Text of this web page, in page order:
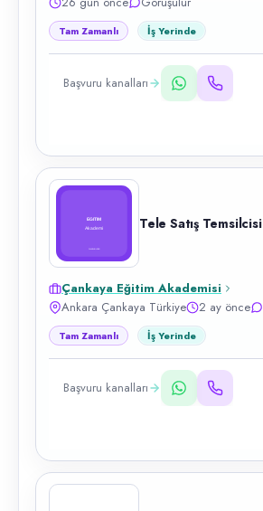
Tam Zamanlı İş Yerinde
Başvuru kanalları
Tele Satış Temsilcisi
Çankaya Eğitim Akademisi
Ankara Çankaya Türkiye
2 ay önce
Tam Zamanlı İş Yerinde
Başvuru kanalları